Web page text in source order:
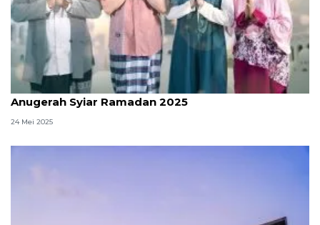
Sinetron "Marbot Ali" raih penghargaan di
Anugerah Syiar Ramadan 2025
24 Mei 2025